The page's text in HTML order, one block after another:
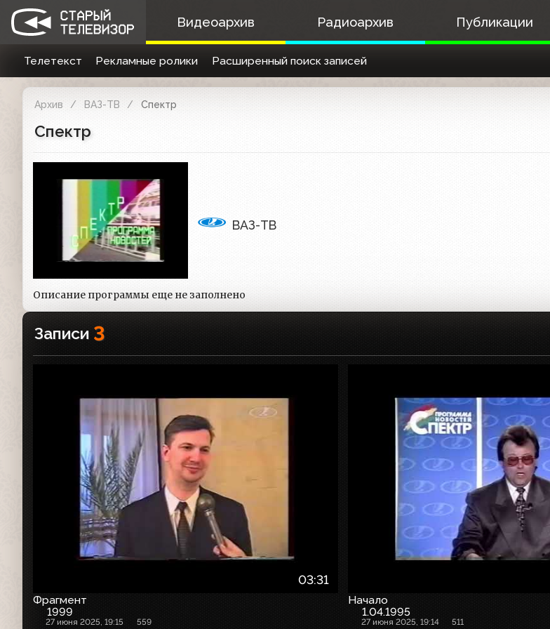
Видеоархив Радиоархив Публикации
Телетекст Рекламные ролики Расширенный поиск записей
Архив ВАЗ-ТВ Спектр
Спектр
ВАЗ-ТВ
Описание программы еще не заполнено
Записи 3
03:31
Фрагмент
1999
27 июня 2025, 19:15 559
Начало
1.04.1995
27 июня 2025, 19:14 511